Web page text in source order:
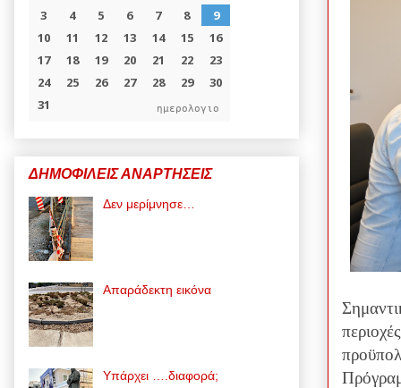
ημερολογιο
ΔΗΜΟΦΙΛΕΙΣ ΑΝΑΡΤΗΣΕΙΣ
Δεν μερίμνησε…
Απαράδεκτη εικόνα
Υπάρχει ….διαφορά;